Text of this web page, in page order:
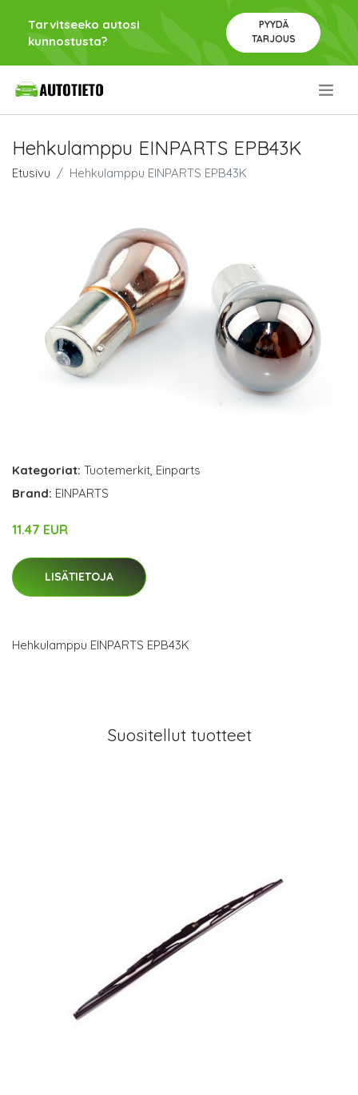
Tarvitseeko autosi
kunnostusta?
PYYDÄ
TARJOUS
Hehkulamppu EINPARTS EPB43K
Etusivu Hehkulamppu EINPARTS EPB43K
Kategoriat: Tuotemerkit, Einparts
Brand: EINPARTS
11.47 EUR
LISÄTIETOJA
Hehkulamppu EINPARTS EPB43K
Suositellut tuotteet